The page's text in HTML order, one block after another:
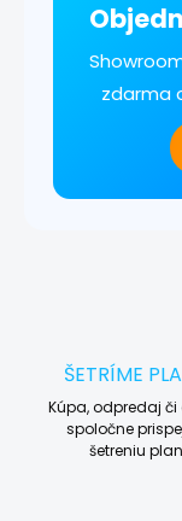
zdarma
ŠETRÍME
Kúpa, odpredaj
spoločne
šetreniu